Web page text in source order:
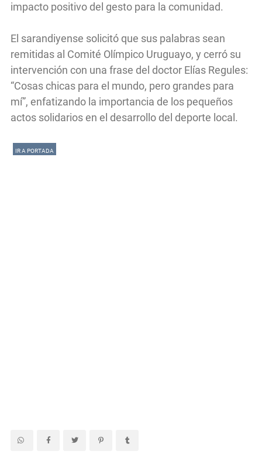
impacto positivo del gesto para la comunidad.
El sarandiyense solicitó que sus palabras sean
remitidas al Comité Olímpico Uruguayo, y cerró su
intervención con una frase del doctor Elías Regules:
“Cosas chicas para el mundo, pero grandes para
mí”, enfatizando la importancia de los pequeños
actos solidarios en el desarrollo del deporte local.
IR A PORTADA